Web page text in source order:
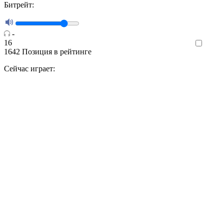
Битрейт:
-
16
1642 Позиция в рейтинге
Сейчас играет: